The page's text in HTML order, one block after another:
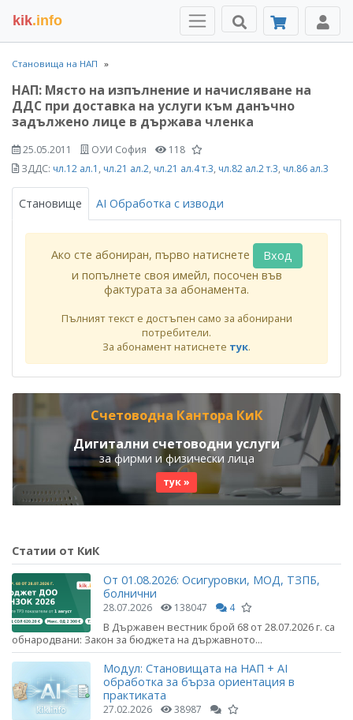
kik.info
Становища на НАП
НАП: Място на изпълнение и начисляване на
ДДС при доставка на услуги към данъчно
задължено лице в държава членка
25.05.2011 ОУИ София
118
ЗДДС: чл.12 ал.1 , чл.21 ал.2, чл.21 ал.4 т.3, чл.82 ал.2 т.3, чл.86 ал.3
Становище AI Обработка с изводи
Ако сте абониран, първо натиснете
Вход
и попълнете своя имейл, посочен във
фактурата за абонамента.
Пълният текст е достъпен само за абонирани
потребители.
За абонамент натиснете тук.
Счетоводна Кантора КиК
Дигитални счетоводни услуги
за фирми и физически лица
тук »
Статии от КиК
От 01.08.2026: Осигуровки, МОД, ТЗПБ,
болнични
28.07.2026 138047 4
В Държавен вестник брой 68 от 28.07.2026 г. са
обнародвани: Закон за бюджета на държавното...
Модул: Становищата на НАП + AI
обработка за бърза ориентация в
практиката
27.02.2026 38987